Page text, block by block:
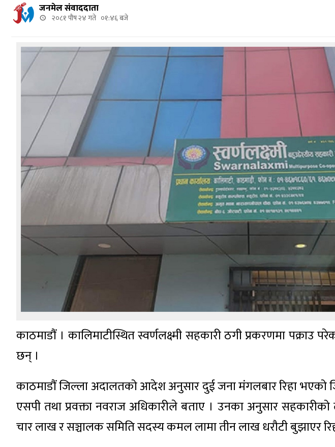
जनमेल संवाददाता
२०८१ पौष २४ गते ०१:४६ बजे
काठमाडौं । कालिमाटीस्थित स्वर्णलक्ष्मी सहकारी ठगी प्रकरणमा पक्राउ
छन् ।
काठमाडौं जिल्ला अदालतको आदेश अनुसार दुई जना मंगलबार रिहा भएको
एसपी तथा प्रवक्ता नवराज अधिकारीले बताए । उनका अनुसार
चार लाख र सञ्चालक समिति सदस्य कमल लामा तीन लाख धरौटी बुझाएर